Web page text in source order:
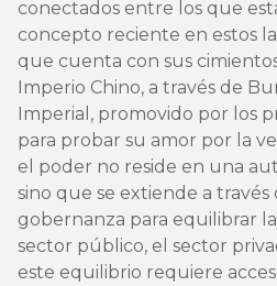
conectados entre los que
concepto reciente en estos
que cuenta con sus
Imperio Chino, a través de
Imperial, promovido por los
para probar su amor por la
el poder no reside en una
sino que se extiende a través
gobernanza para equilibrar
sector público, el sector
este equilibrio requiere